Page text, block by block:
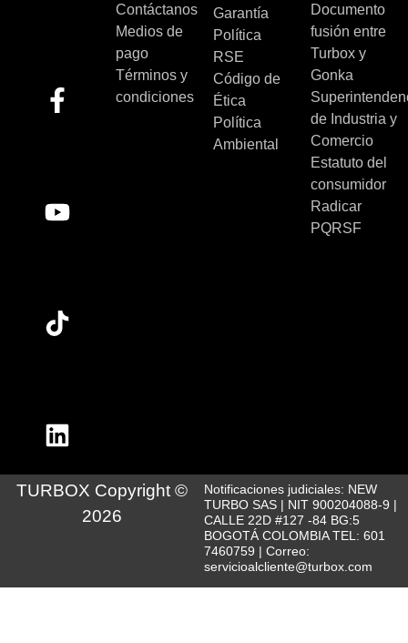
Contáctanos
Medios de
pago
Términos y
condiciones
Garantía
Política
RSE
Código de
Ética
Política
Ambiental
Documento
fusión entre
Turbox y
Gonka
de Industria y
Comercio
Estatuto del
consumidor
Radicar
PQRSF
TURBOX Copyright ©
2026
Notificaciones judiciales: NEW
TURBO SAS | NIT 900204088-9 |
CALLE 22D #127 -84 BG:5
BOGOTÁ COLOMBIA TEL: 601
7460759 | Correo:
servicioalcliente@turbox.com